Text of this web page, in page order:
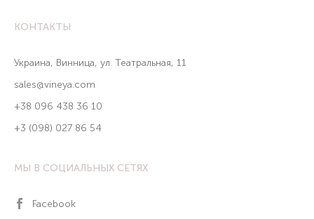
КОНТАКТЫ
Украина, Винница, ул. Театральная, 11
sales@vineya.com
+38 096 438 36 10
+3 (098) 027 86 54
МЫ В СОЦИАЛЬНЫХ СЕТЯХ
Facebook